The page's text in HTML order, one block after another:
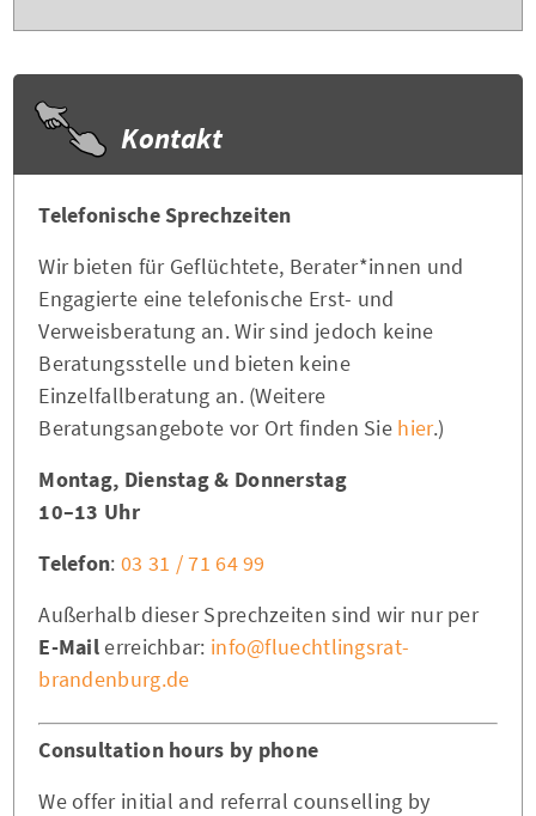
Kontakt
Telefonische Sprechzeiten
Wir bieten für Geflüchtete, Berater*innen und
Engagierte eine telefonische Erst- und
Verweisberatung an. Wir sind jedoch keine
Beratungsstelle und bieten keine
Einzelfallberatung an. (Weitere
Beratungsangebote vor Ort finden Sie hier.)
Montag, Dienstag & Donnerstag
10–13 Uhr
Telefon: 03 31 / 71 64 99
Außerhalb dieser Sprechzeiten sind wir nur per
E-Mailerreichbar: info@fluechtlingsrat-
brandenburg.de
Consultation hours by phone
We offer initial and referral counselling by